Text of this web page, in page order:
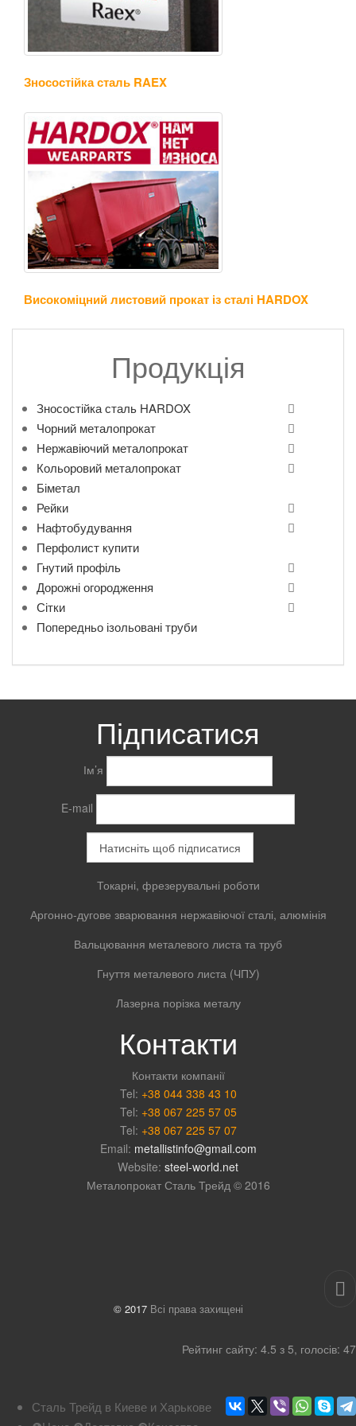
Зносостійка сталь RAEX
Високоміцний листовий прокат із сталі HARDOX
Продукція
Зносостійка сталь HARDOX
Чорний металопрокат
Нержавіючий металопрокат
Кольоровий металопрокат
Біметал
Рейки
Нафтобудування
Перфолист купити
Гнутий профіль
Дорожні огородження
Сітки
Попередньо ізольовані труби
Підписатися
Ім’я
E-mail
Токарні, фрезерувальні роботи
Аргонно-дугове зварювання нержавіючої сталі, алюмінія
Вальцювання металевого листа та труб
Гнуття металевого листа (ЧПУ)
Лазерна порізка металу
Контакти
Контакти компанії
Tel: +38 044 338 43 10
Tel: +38 067 225 57 05
Tel: +38 067 225 57 07
Email: metallistinfo@gmail.com
Website: steel-world.net
Металопрокат Сталь Трейд © 2016
© 2017Всі права захищені
Рейтинг сайту: 4.5 з 5, голосів: 47
Сталь Трейд в Киеве и Харькове